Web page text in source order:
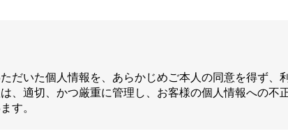
だいた個人情報を、あらかじめご本人の同意を得ず、
、適切、かつ厳重に管理し、お客様の個人情報への
す。